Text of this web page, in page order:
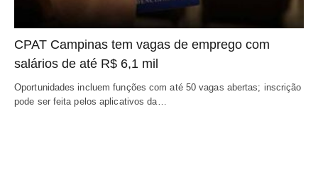
CPAT Campinas tem vagas de emprego com
salários de até R$ 6,1 mil
Oportunidades incluem funções com até 50 vagas abertas; inscrição
pode ser feita pelos aplicativos da…